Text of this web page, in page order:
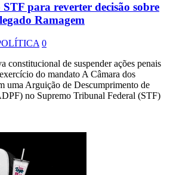
para reverter decisão sobre
Ramagem
0
constitucional de suspender ações penais
do mandato A Câmara dos
uma Arguição de Descumprimento de
no Supremo Tribunal Federal (STF)